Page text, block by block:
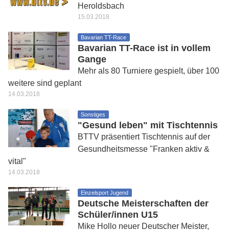
Heroldsbach
15.03.2018
Bavarian TT-Race
Bavarian TT-Race ist in vollem
Gange
Mehr als 80 Turniere gespielt, über 100
weitere sind geplant
14.03.2018
Sonstiges
"Gesund leben" mit Tischtennis
BTTV präsentiert Tischtennis auf der
Gesundheitsmesse "Franken aktiv &
vital"
14.03.2018
Einzelsport Jugend
Deutsche Meisterschaften der
Schüler/innen U15
Mike Hollo neuer Deutscher Meister,